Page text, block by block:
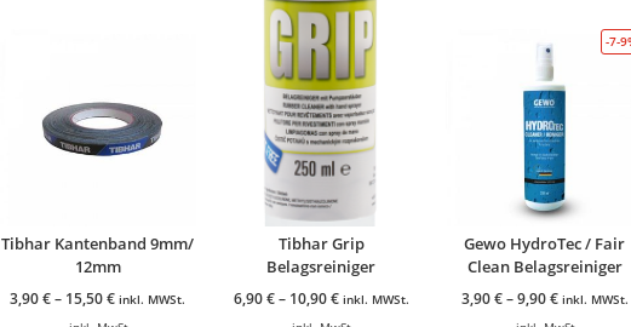
Tibhar Kantenband 9mm/
12mm
3,90€– 15,50€ inkl. MWSt.
Tibhar Grip
Belagsreiniger
6,90€– 10,90€ inkl. MWSt.
-7-
Gewo HydroTec / Fair
Clean Belagsreiniger
3,90€–9,90€ inkl. MWSt.